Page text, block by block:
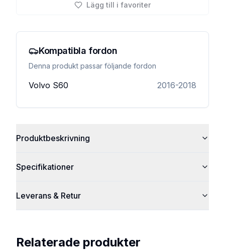
Lägg till i favoriter
Kompatibla fordon
Denna produkt passar följande fordon
Volvo S60 2016-2018
Produktbeskrivning
Specifikationer
Leverans & Retur
Relaterade produkter